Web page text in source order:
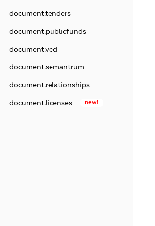
document.tenders
document.publicfunds
document.ved
document.semantrum
document.relationships
document.licenses new!